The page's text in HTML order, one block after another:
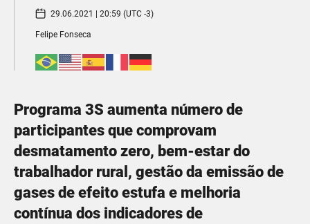
29.06.2021 | 20:59 (UTC -3)
Felipe Fonseca
Programa 3S aumenta número de
participantes que comprovam
desmatamento zero, bem-estar do
trabalhador rural, gestão da emissão de
gases de efeito estufa e melhoria
contínua dos indicadores de